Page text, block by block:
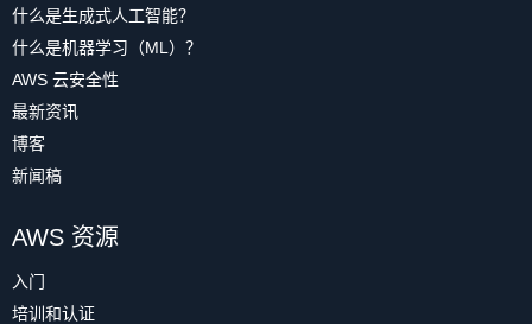
什么是生成式人工智能？
什么是机器学习（ML）？
AWS 云安全性
最新资讯
博客
新闻稿
AWS 资源
入门
培训和认证